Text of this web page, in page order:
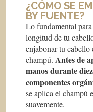
¿CÓMO SE
BY FUENTE?
Lo fundamental
longitud de tu
enjabonar tu
champú. Antes de
manos durante
componentes
se aplica el champú
suavemente.